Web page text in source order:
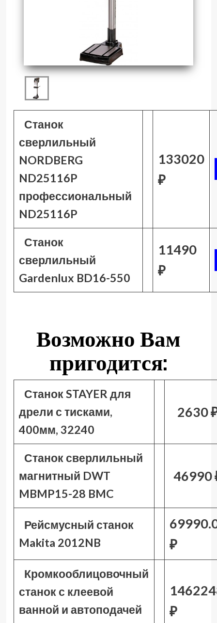
Станок
сверлильный
NORDBERG
ND25116P
профессиональный
ND25116P
133020
₽
Станок
сверлильный
Gardenlux BD16-550
11490
₽
Возможно Вам
пригодится:
Станок STAYER для
дрели с тисками,
400мм, 32240
2630
Станок сверлильный
магнитный DWT
MBMP15-28 BMC
46990
Рейсмусный станок
Makita 2012NB
₽
Кромкооблицовочный
станок с клеевой
ванной и автоподачей
₽